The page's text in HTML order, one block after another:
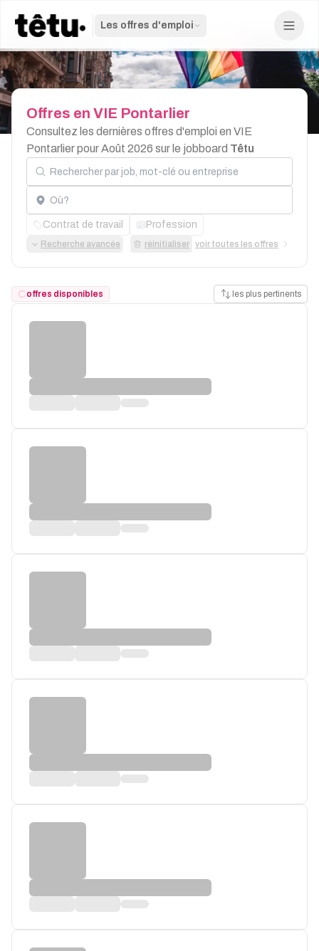
Les offres d'emploi
Offres en VIE Pontarlier
Consultez les dernières offres d'emploi en VIE
Pontarlier pour Août 2026 sur le jobboard Têtu
Rechercher par job, mot-clé ou entreprise
Localisation
Contrat de travail Profession
Recherche avancée réinitialiser voir toutes les offres
offres disponibles les plus pertinents